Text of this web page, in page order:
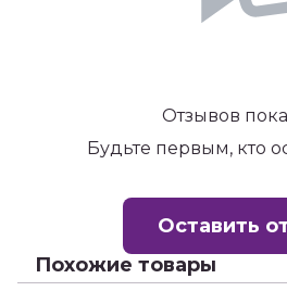
Отзывов
Будьте первым, кто
Оставить
Похожие товары